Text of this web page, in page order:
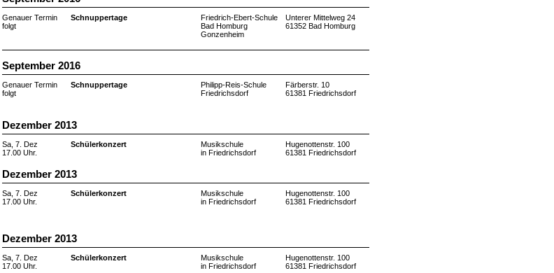
Genauer Termin
folgt
Schnuppertage
Friedrich-Ebert-Schule
Bad Homburg
Gonzenheim
Unterer Mittelweg 24
61352 Bad Homburg
September 2016
Genauer Termin
folgt
Schnuppertage
Philipp-Reis-Schule
Friedrichsdorf
Färberstr. 10
61381 Friedrichsdorf
Dezember 2013
Sa, 7. Dez
17.00 Uhr.
Schülerkonzert
Musikschule
in Friedrichsdorf
Hugenottenstr. 100
61381 Friedrichsdorf
Dezember 2013
Sa, 7. Dez
17.00 Uhr.
Schülerkonzert
Musikschule
in Friedrichsdorf
Hugenottenstr. 100
61381 Friedrichsdorf
Dezember 2013
Sa, 7. Dez
17.00 Uhr.
Schülerkonzert
Musikschule
in Friedrichsdorf
Hugenottenstr. 100
61381 Friedrichsdorf